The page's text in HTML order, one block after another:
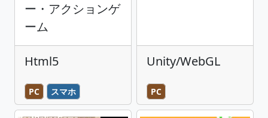
ー・アクションゲ
ーム
Html5
PC スマホ
Unity/WebGL
PC